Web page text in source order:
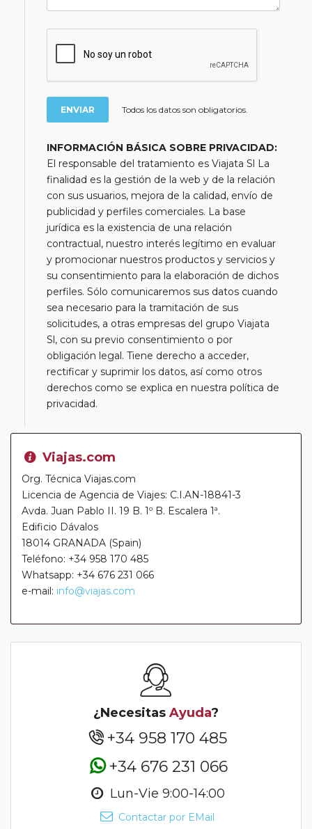
Todos los datos son obligatorios.
INFORMACIÓN BÁSICA SOBRE PRIVACIDAD:
El responsable del tratamiento es Viajata Sl La
finalidad es la gestión de la web y de la relación
con sus usuarios, mejora de la calidad, envío de
publicidad y perfiles comerciales. La base
jurídica es la existencia de una relación
contractual, nuestro interés legítimo en evaluar
y promocionar nuestros productos y servicios y
su consentimiento para la elaboración de dichos
perfiles. Sólo comunicaremos sus datos cuando
sea necesario para la tramitación de sus
solicitudes, a otras empresas del grupo Viajata
Sl, con su previo consentimiento o por
obligación legal. Tiene derecho a acceder,
rectificar y suprimir los datos, así como otros
derechos como se explica en nuestra política de
privacidad.
Viajas.com
Org. Técnica Viajas.com
Licencia de Agencia de Viajes: C.I.AN-18841-3
Avda. Juan Pablo II. 19 B. 1º B. Escalera 1ª.
Edificio Dávalos
18014 GRANADA (Spain)
Teléfono: +34 958 170 485
Whatsapp: +34 676 231 066
e-mail: info@viajas.com
¿Necesitas Ayuda?
+34 958 170 485
+34 676 231 066
Lun-Vie 9:00-14:00
Contactar por EMail